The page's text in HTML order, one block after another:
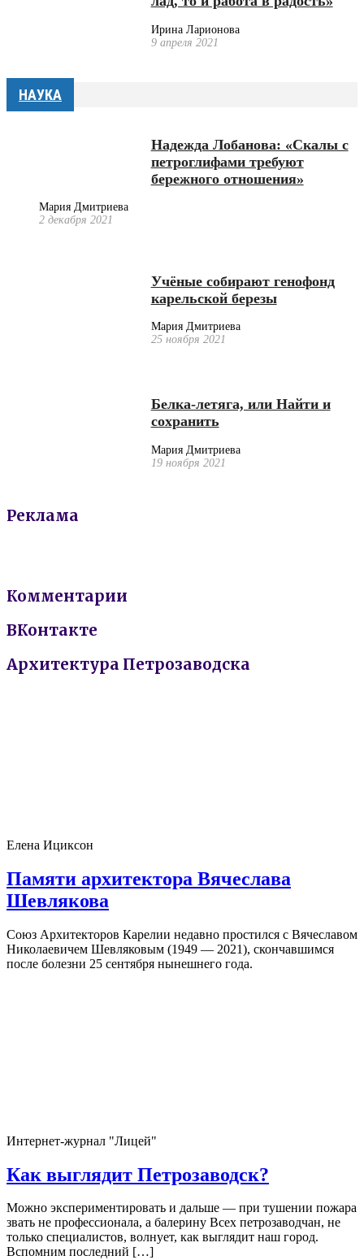
Ирина Ларионова
9 апреля 2021
НАУКА
Надежда Лобанова: «Скалы с
петроглифами требуют
бережного отношения»
Мария Дмитриева
2 декабря 2021
Учёные собирают генофонд
карельской березы
Мария Дмитриева
25 ноября 2021
Белка-летяга, или Найти и
сохранить
Мария Дмитриева
19 ноября 2021
Реклама
Комментарии
ВКонтакте
Архитектура Петрозаводска
Елена Ициксон
Памяти архитектора Вячеслава
Шевлякова
Союз Архитекторов Карелии недавно простился с Вячеславом
Николаевичем Шевляковым (1949 — 2021), скончавшимся
после болезни 25 сентября нынешнего года.
Интернет-журнал "Лицей"
Как выглядит Петрозаводск?
Можно экспериментировать и дальше — при тушении пожара
звать не профессионала, а балерину Всех петрозаводчан, не
только специалистов, волнует, как выглядит наш город.
Вспомним последний […]